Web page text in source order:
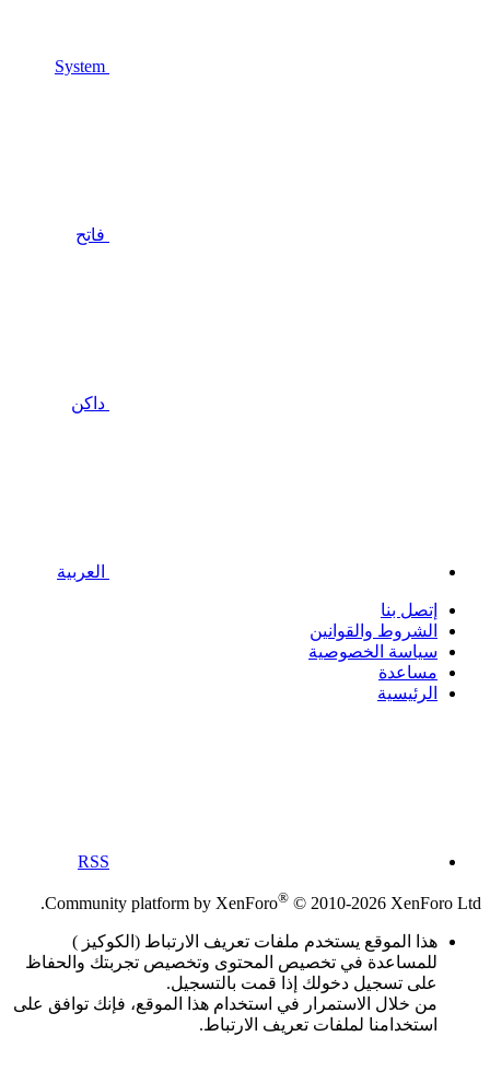
فاتح
داكن
العربية
إتصل بنا
الشروط والقوانين
سياسة الخصوصية
مساعدة
الرئيسية
RSS
Community platform by XenForo® © 2010-2026 XenForo Ltd.
هذا الموقع يستخدم ملفات تعريف الارتباط (الكوكيز )
للمساعدة في تخصيص المحتوى وتخصيص تجربتك والحفاظ
على تسجيل دخولك إذا قمت بالتسجيل.
من خلال الاستمرار في استخدام هذا الموقع، فإنك توافق على
استخدامنا لملفات تعريف الارتباط.